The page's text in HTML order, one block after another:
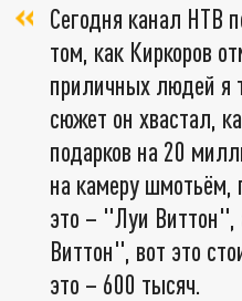
Сегодня канал НТВ
том, как Киркоров
приличных людей я
сюжет он хвастал,
подарков на 20
на камеру шмотьём,
это – "Луи Виттон",
Виттон", вот это
это – 600 тысяч.